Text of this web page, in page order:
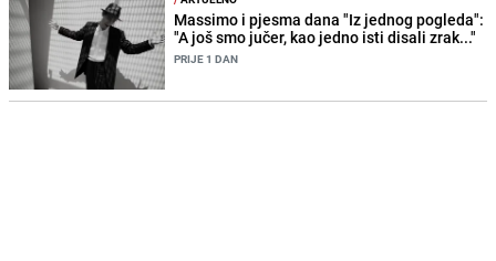
Massimo i pjesma dana "Iz jednog pogleda":
"A još smo jučer, kao jedno isti disali zrak..."
PRIJE 1 DAN